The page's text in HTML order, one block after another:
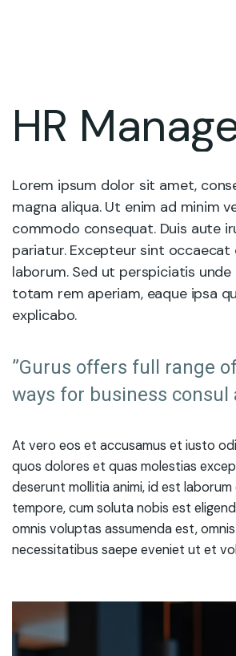
HR
Lorem ipsum dolor sit amet,
magna aliqua. Ut enim ad minim
commodo consequat. Duis aute
pariatur. Excepteur sint
laborum. Sed ut perspiciatis
totam rem aperiam, eaque ipsa
explicabo.
”Gurus offers full range
ways for business
At vero eos et accusamus et iusto
quos dolores et quas molestias
deserunt mollitia animi, id est
tempore, cum soluta nobis est
omnis voluptas assumenda est,
necessitatibus saepe eveniet ut et